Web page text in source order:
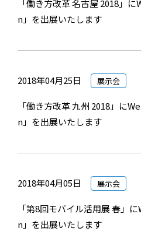
「働き方改革 名古屋 2018」
n」を出展いたします
2018年04月25日 展示会
「働き方改革 九州 2018」に
n」を出展いたします
2018年04月05日 展示会
「第8回モバイル活用展 春」
n」を出展いたします